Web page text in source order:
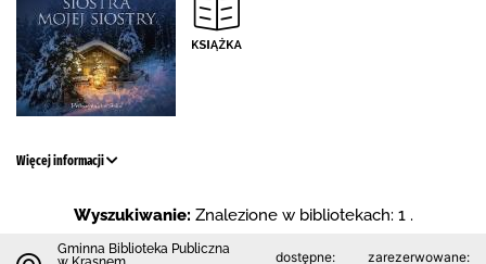
Więcej informacji
Wyszukiwanie: Znalezione w bibliotekach: 1 .
Gminna Biblioteka Publiczna
dostępne: zarezerwowane: